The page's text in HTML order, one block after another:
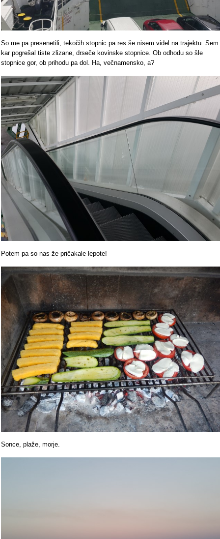
So me pa presenetili, tekočih stopnic pa res še nisem videl na trajektu. Sem
kar pogrešal tiste zlizane, drseče kovinske stopnice. Ob odhodu so šle
stopnice gor, ob prihodu pa dol. Ha, večnamensko, a?
Potem pa so nas že pričakale lepote!
Sonce, plaže, morje.